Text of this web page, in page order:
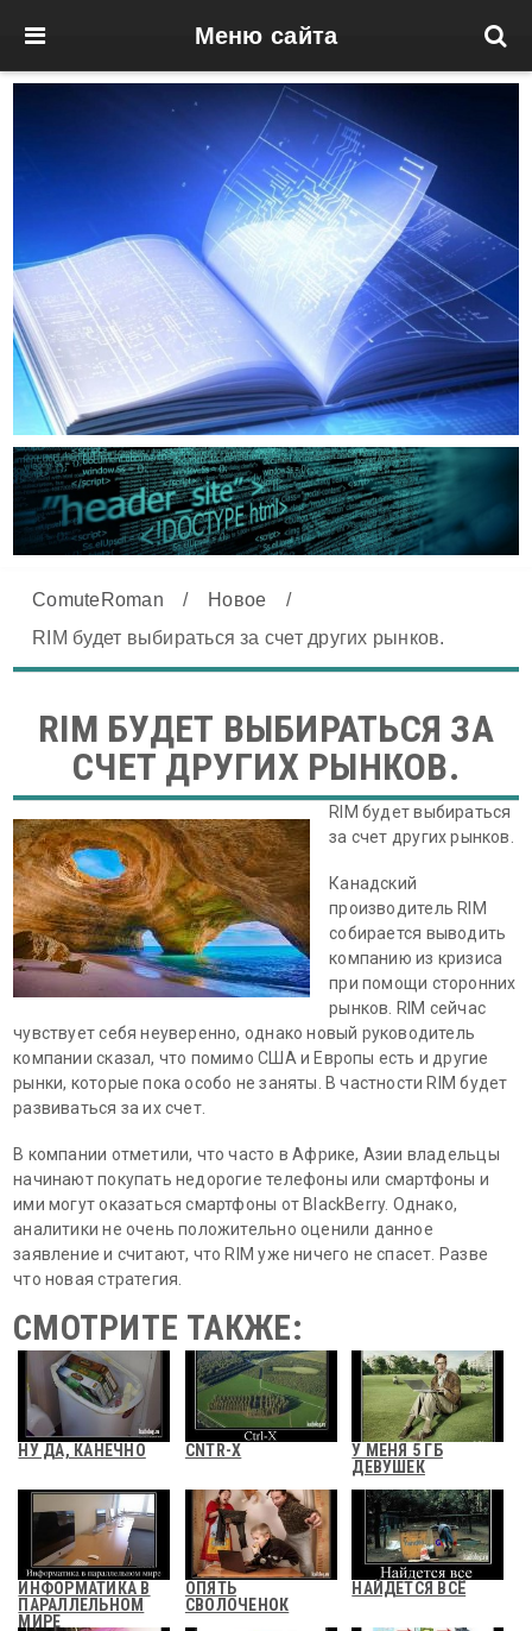
Меню сайта
ComuteRoman / Новое
/
RIM будет выбираться за счет других рынков.
RIM БУДЕТ ВЫБИРАТЬСЯ ЗА
СЧЕТ ДРУГИХ РЫНКОВ.
RIM будет выбираться
за счет других рынков.
Канадский
производитель RIM
собирается выводить
компанию из кризиса
при помощи сторонних
рынков. RIM сейчас
чувствует себя неуверенно, однако новый руководитель
компании сказал, что помимо США и Европы есть и другие
рынки, которые пока особо не заняты. В частности RIM будет
развиваться за их счет.
В компании отметили, что часто в Африке, Азии владельцы
начинают покупать недорогие телефоны или смартфоны и
ими могут оказаться смартфоны от BlackBerry. Однако,
аналитики не очень положительно оценили данное
заявление и считают, что RIM уже ничего не спасет. Разве
что новая стратегия.
СМОТРИТЕ ТАКЖЕ:
НУ ДА, КАНЕЧНО CNTR-X
У МЕНЯ 5 ГБ
ДЕВУШЕК
ИНФОРМАТИКА В
ПАРАЛЛЕЛЬНОМ
МИРЕ
ОПЯТЬ
СВОЛОЧЕНОК
НАЙДЕТСЯ ВСЁ